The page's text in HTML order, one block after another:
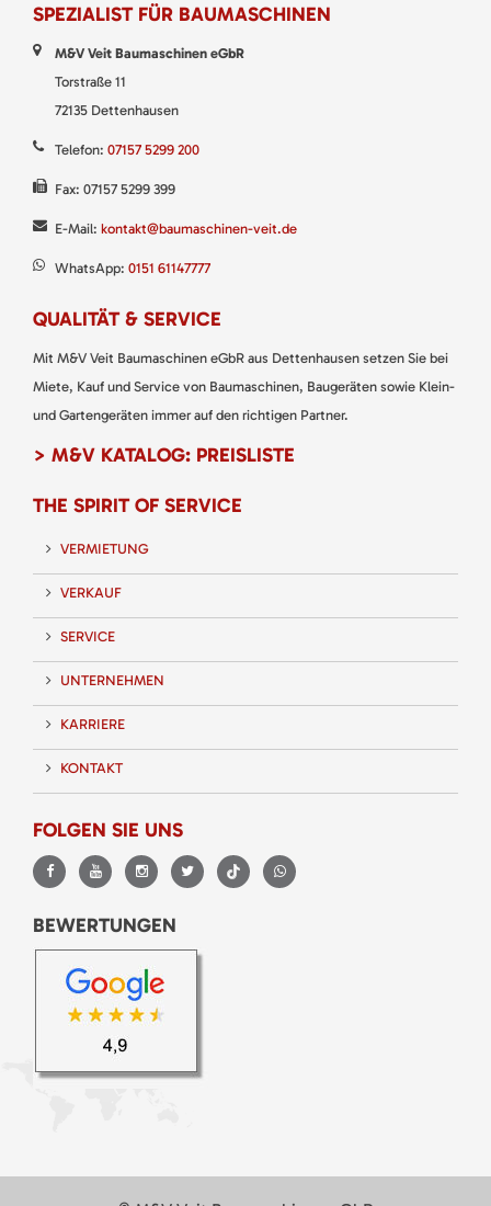
SPEZIALIST FÜR BAUMASCHINEN
M&V Veit Baumaschinen eGbR
Torstraße 11
72135 Dettenhausen
Telefon: 07157 5299 200
Fax: 07157 5299 399
E-Mail: kontakt@baumaschinen-veit.de
WhatsApp: 0151 61147777
QUALITÄT & SERVICE
Mit M&V Veit Baumaschinen eGbR aus Dettenhausen setzen Sie bei
Miete, Kauf und Service von Baumaschinen, Baugeräten sowie Klein-
und Gartengeräten immer auf den richtigen Partner.
> M&V KATALOG: PREISLISTE
THE SPIRIT OF SERVICE
VERMIETUNG
VERKAUF
SERVICE
UNTERNEHMEN
KARRIERE
KONTAKT
FOLGEN SIE UNS
BEWERTUNGEN